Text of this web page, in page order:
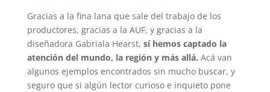
Gracias a la fina lana que sale del trabajo de los
productores, gracias a la AUF, y gracias a la
diseñadora Gabriala Hearst, sí hemos captado la
atención del mundo, la región y más allá. Acá van
algunos ejemplos encontrados sin mucho buscar, y
seguro que si algún lector curioso e inquieto pone